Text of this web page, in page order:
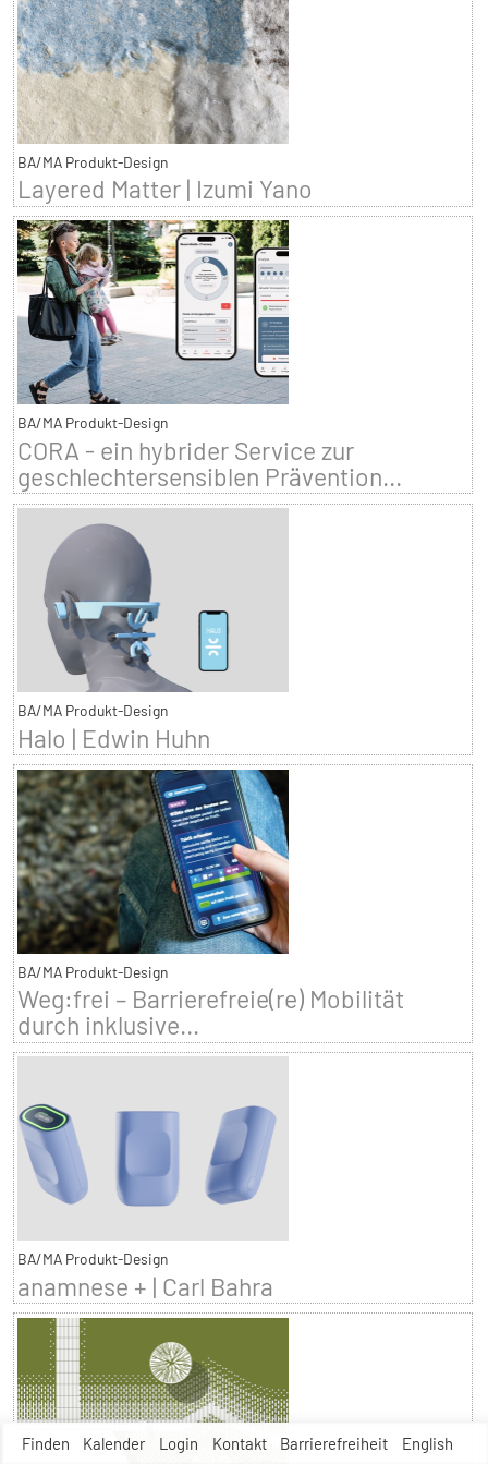
Finden Kalender Login Kontakt Barrierefreiheit English
BA/MA Produkt-Design
Layered Matter | Izumi Yano
BA/MA Produkt-Design
CORA - ein hybrider Service zur
geschlechtersensiblen Prävention...
BA/MA Produkt-Design
Halo | Edwin Huhn
BA/MA Produkt-Design
Weg:frei – Barrierefreie(re) Mobilität
durch inklusive...
BA/MA Produkt-Design
anamnese + | Carl Bahra